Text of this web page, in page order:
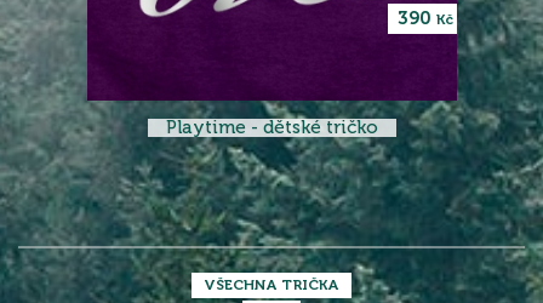
390 Kč
Playtime - dětské tričko
VŠECHNA TRIČKA